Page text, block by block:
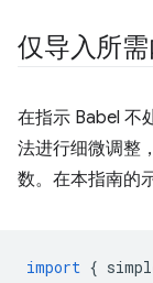
仅导入所
在指示 Babel 不
法进行细微调整
数。在本指南的
import {